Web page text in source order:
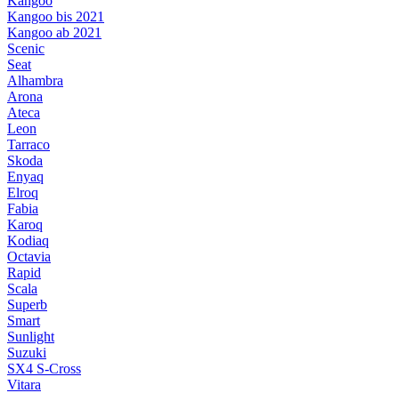
Kangoo bis 2021
Kangoo ab 2021
Scenic
Seat
Alhambra
Arona
Ateca
Leon
Tarraco
Skoda
Enyaq
Elroq
Fabia
Karoq
Kodiaq
Octavia
Rapid
Scala
Superb
Smart
Sunlight
Suzuki
SX4 S-Cross
Vitara